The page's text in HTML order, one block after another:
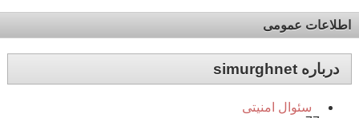
اطلاعات عمومی
درباره simurghnet
سئوال امنیتی